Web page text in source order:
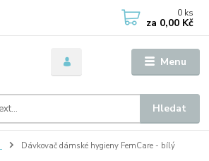
Menu
Hledat
0 ks
za 0,00 Kč
Dávkovač dámské hygieny FemCare - bílý